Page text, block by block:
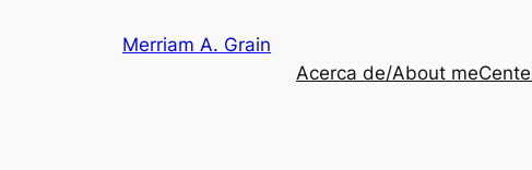
Merriam A. Grain
Acerca de/About me